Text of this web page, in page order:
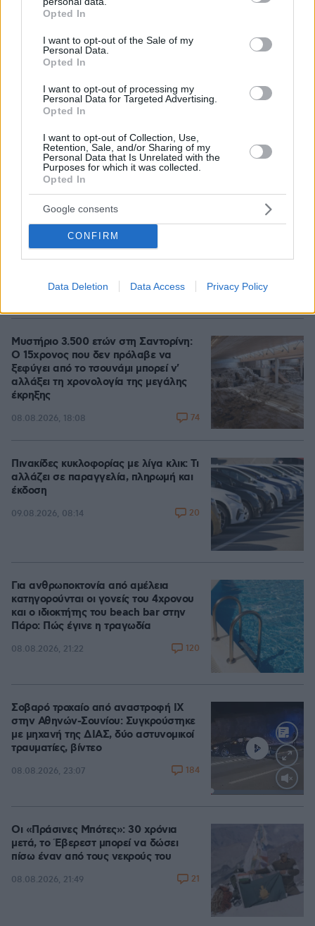
grant or deny consent to Google and its third-party tags to
use your data for below specified purposes in below Google
consent section.
Opted In
I want to opt-out of the Sale of my
Personal Data.
Opted In
I want to opt-out of processing my
Personal Data for Targeted Advertising.
Opted In
I want to opt-out of Collection, Use,
Retention, Sale, and/or Sharing of my
Personal Data that Is Unrelated with the
Purposes for which it was collected.
Opted In
Google consents
CONFIRM
Data Deletion Data Access Privacy Policy
Εγκαταλείπει το κόμμα Καρυστιανού και ο
επιχειρηματίας Νίκος Μπρουτζάκης: Καταγγέλλει
κλειστή κάστα, «λένε προδότες και πληρωμένους
όσους αποχωρούν»
08.08.2026, 18:48
Βασιλική κηδεία προβλέπεται για τον
πρίγκιπα Άντριου όταν πεθάνει παρά
την αποκαθήλωσή του, αντιδράσεις
για το «μυστικό σχέδιο»
09.08.2026, 08:01 3
Μυστήριο 3.500 ετών στη Σαντορίνη:
Ο 15χρονος που δεν πρόλαβε να
ξεφύγει από το τσουνάμι μπορεί ν'
αλλάξει τη χρονολογία της μεγάλης
έκρηξης
08.08.2026, 18:08 74
Πινακίδες κυκλοφορίας με λίγα κλικ: Τι
αλλάζει σε παραγγελία, πληρωμή και
έκδοση
09.08.2026, 08:14 20
Για ανθρωποκτονία από αμέλεια
κατηγορούνται οι γονείς του 4χρονου
και ο ιδιοκτήτης του beach bar στην
Πάρο: Πώς έγινε η τραγωδία
08.08.2026, 21:22 120
Σοβαρό τροχαίο από αναστροφή ΙΧ
στην Αθηνών-Σουνίου: Συγκρούστηκε
με μηχανή της ΔΙΑΣ, δύο αστυνομικοί
τραυματίες, βίντεο
08.08.2026, 23:07 184
Οι «Πράσινες Μπότες»: 30 χρόνια
μετά, το Έβερεστ μπορεί να δώσει
πίσω έναν από τους νεκρούς του
08.08.2026, 21:49 21